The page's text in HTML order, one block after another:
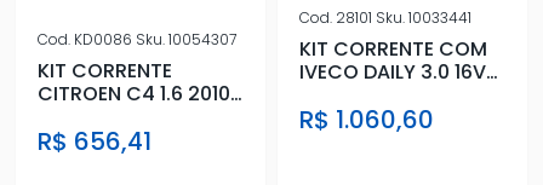
Cod. KD0086 Sku.10054307
KIT CORRENTE
CITROEN C4 1.6 2010
R$ 656,41
Cod. 28101 Sku.10033441
KIT CORRENTE COM
IVECO DAILY 3.0 16V
R$ 1.060,60